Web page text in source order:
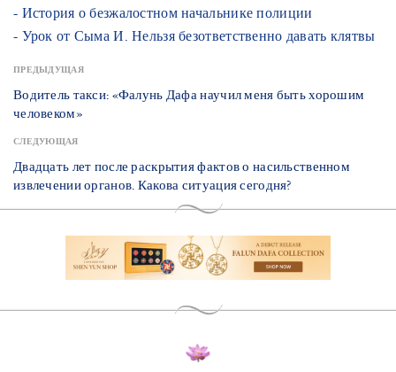
- История о безжалостном начальнике полиции
- Урок от Сыма И. Нельзя безответственно давать клятвы
ПРЕДЫДУЩАЯ
Водитель такси: «Фалунь Дафа научил меня быть хорошим
человеком»
СЛЕДУЮЩАЯ
Двадцать лет после раскрытия фактов о насильственном
извлечении органов. Какова ситуация сегодня?